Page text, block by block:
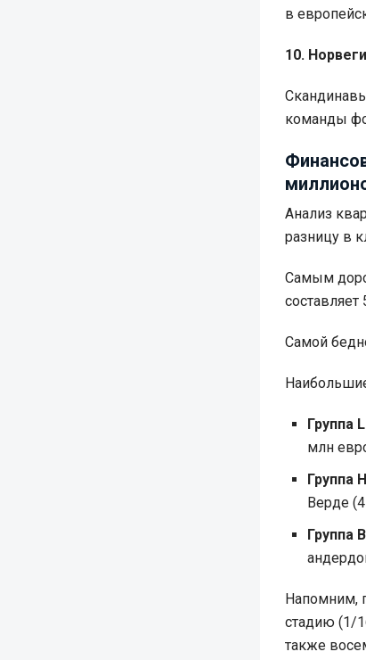
в
10.
команды
Анализ
разницу в
Самым
Самой
Группа
млн
Группа
Верде
Группа
Напомним,
стадию (1/
также